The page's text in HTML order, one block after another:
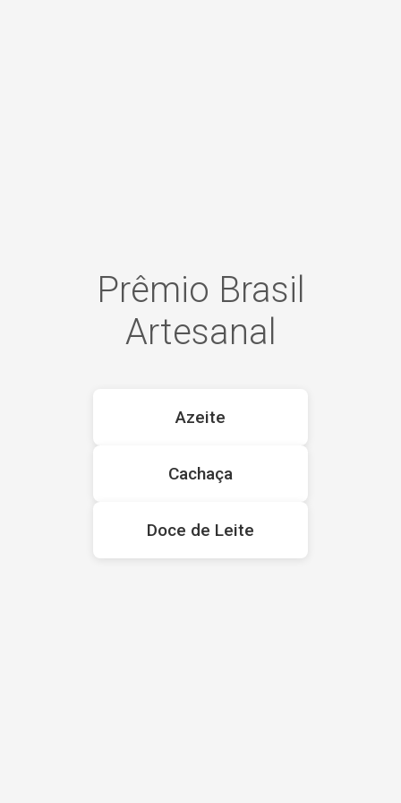
Prêmio Brasil
Artesanal
Azeite
Cachaça
Doce de Leite